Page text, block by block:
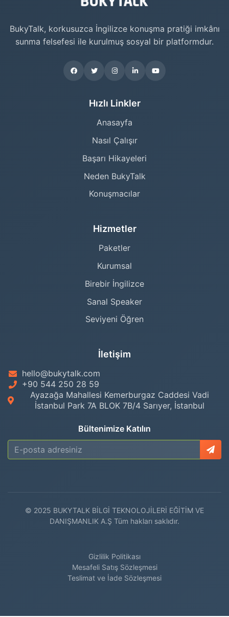
BukyTalk, korkusuzca İngilizce konuşma pratiği imkânı
sunma felsefesi ile kurulmuş sosyal bir platformdur.
Hızlı Linkler
Anasayfa
Nasıl Çalışır
Başarı Hikayeleri
Neden BukyTalk
Konuşmacılar
Hizmetler
Paketler
Kurumsal
Birebir İngilizce
Sanal Speaker
Seviyeni Öğren
İletişim
hello@bukytalk.com
+90 544 250 28 59
Ayazağa Mahallesi Kemerburgaz Caddesi Vadi
İstanbul Park 7A BLOK 7B/4 Sarıyer, İstanbul
Bültenimize Katılın
© 2025 BUKYTALK BİLGİ TEKNOLOJİLERİ EĞİTİM VE
DANIŞMANLIK A.Ş Tüm hakları saklıdır.
Gizlilik Politikası
Mesafeli Satış Sözleşmesi
Teslimat ve İade Sözleşmesi